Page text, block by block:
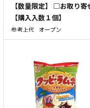
【数量限定】 □お取り寄
【購入入数１個】
参考上代 オープン